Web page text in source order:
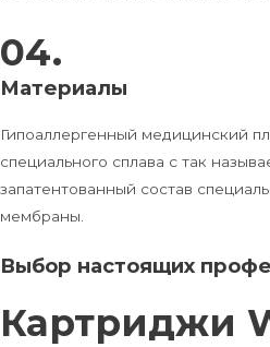
04.
Материалы
Гипоаллергенный медицинский
специального сплава с так
запатентованный состав
мембраны.
Выбор настоящих
Картриджи